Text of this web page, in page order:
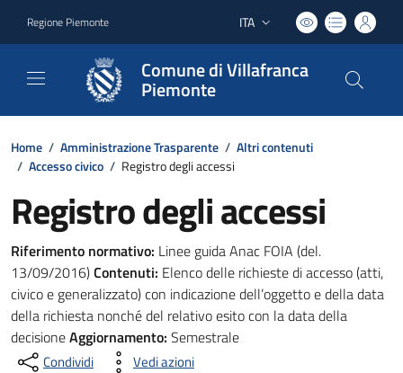
Regione Piemonte Lingua attiva:
ITA
Comune di Villafranca
Piemonte
Home / Amministrazione Trasparente / Altri contenuti
/ Accesso civico / Registro degli accessi
Registro degli accessi
Riferimento normativo: Linee guida Anac FOIA (del.
13/09/2016)Contenuti: Elenco delle richieste di accesso (atti,
civico e generalizzato) con indicazione dell’oggetto e della data
della richiesta nonché del relativo esito con la data della
decisioneAggiornamento: Semestrale
Condividi Vedi azioni